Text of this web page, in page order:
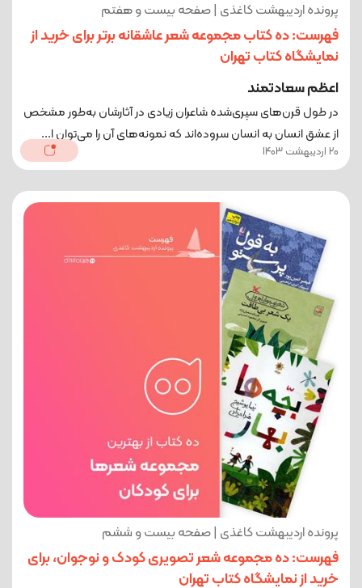
پرونده اردیبهشت کاغذی | صفحه بیست و هفتم
فهرست: ده کتاب مجموعه‌ شعر عاشقانه برتر برای خرید از
نمایشگاه کتاب تهران
اعظم سعادتمند
در طول قرن‌های سپری‌شده شاعران زیادی در آثارشان به‌طور مشخص
از عشق انسان به انسان سروده‌اند که نمونه‌های آن را می‌توان ا...
20 اردیبهشت 1403
پرونده اردیبهشت کاغذی | صفحه بیست و ششم
فهرست: ده مجموعه‌ شعر تصویری کودک و نوجوان، برای
خرید از نمایشگاه کتاب تهران